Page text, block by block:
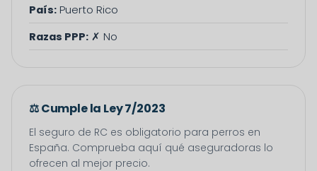
País: Puerto Rico
Razas PPP: ✗ No
⚖️ Cumple la Ley 7/2023
El seguro de RC es obligatorio para perros en
España. Comprueba aquí qué aseguradoras lo
ofrecen al mejor precio.